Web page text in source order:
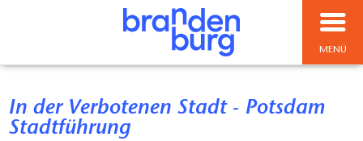
MENÜ
In der Verbotenen Stadt - Potsdam
Stadtführung